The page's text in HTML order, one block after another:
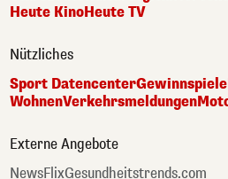
Heute KinoHeute TV
Nützliches
Sport DatencenterGewinnspiele
WohnenVerkehrsmeldungen
Externe Angebote
NewsFlixGesundheitstrends.com